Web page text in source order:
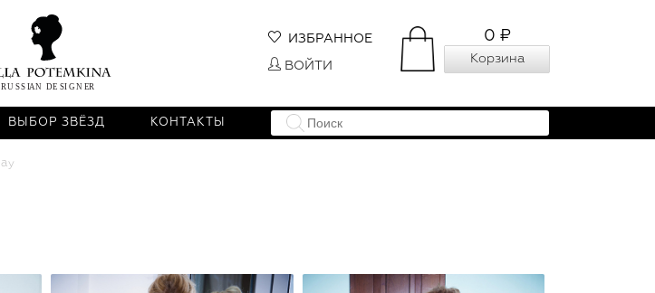
0 ₽
Корзина
ИЗБРАННОЕ
ВОЙТИ
ВЫБОР ЗВЁЗД КОНТАКТЫ